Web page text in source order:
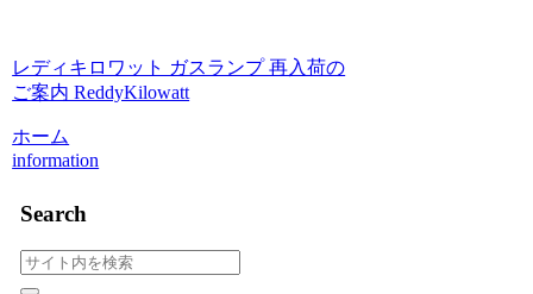
レディキロワット ガスランプ 再入荷の
ご案内 ReddyKilowatt
ホーム
information
Search